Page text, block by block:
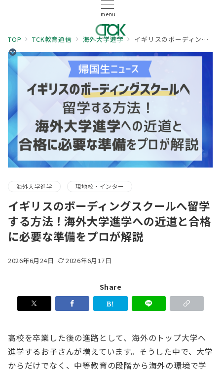
menu
TOP TCK教育通信 海外大学進学 イギリスのボーディングスクールへ留学する方法！海外大学進学への近道と合格に必要な準備をプロが解説
海外大学進学 現地校・インター
イギリスのボーディングスクールへ留学
する方法！海外大学進学への近道と合格
に必要な準備をプロが解説
2026年6月24日 2026年6月17日
Share
高校を卒業した後の進路として、海外のトップ大学へ
進学するお子さんが増えています。そうした中で、大学
からだけでなく、中等教育の段階から海外の環境で学